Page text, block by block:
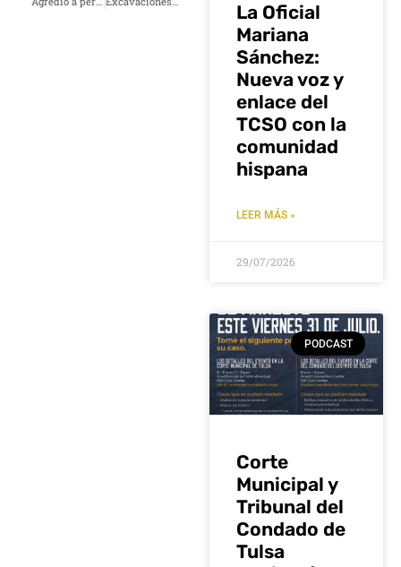
La Oficial
Mariana
Sánchez:
Nueva voz y
enlace del
TCSO con la
comunidad
hispana
LEER MÁS »
29/07/2026
PODCAST
Corte
Municipal y
Tribunal del
Condado de
Tulsa